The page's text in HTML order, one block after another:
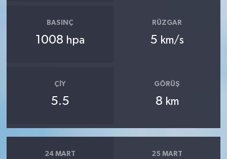
BASINÇ
1008 hpa
RÜZGAR
5 km/s
ÇIY
5.5
GÖRÜŞ
8 km
24 MART 25 MART